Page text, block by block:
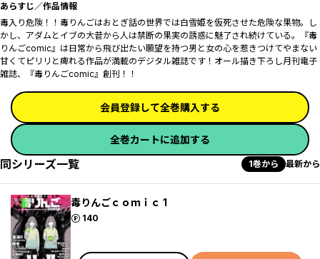
あらすじ／作品情報
毒入り危険！！毒りんごはおとぎ話の世界では白雪姫を仮死させた危険な果物。し
かし、アダムとイブの大昔から人は禁断の果実の誘惑に魅了され続けている―――。『毒
りんごcomic』は日常から飛び出たい願望を持つ男と女の心を惹きつけてやまない
甘くてピリリと痺れる作品が満載のデジタル雑誌です！オール描き下ろし月刊電子
雑誌、『毒りんごcomic』創刊！！
会員登録して全巻購入する
全巻カートに追加する
同シリーズ一覧 1巻から 最新から
毒りんごｃｏｍｉｃ 1
140
ポイント